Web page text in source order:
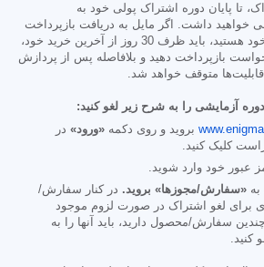
تا پایان دوره اشتراک پولی خود به
داشت. اگر مایل به دریافت بازپرداخت
برای دوره اشتراک فعلی خود هستید، باید ظرف 30 روز از آخرین خرید خود،
بازپرداخت دهید و بلافاصله پس از پردازش
متوقف خواهد شد.
آزمایشی را به شرح زیر لغو کنید:
بروید و روی دکمه «ورود» در
کلیک کنید.
عبور خود وارد شوید.
«سفارش/مجوزها» بروید. در کنار سفارش/
برای لغو اشتراک در صورت لزوم موجود
سفارش/محصول دارید، باید آنها را به
کنید.